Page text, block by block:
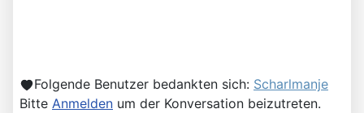
Folgende Benutzer bedankten sich: Scharlmanje
Bitte Anmelden um der Konversation beizutreten.